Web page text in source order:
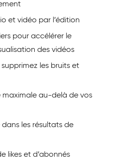
et vidéo par l’édition
pour accélérer le
des vidéos
les bruits et
au-delà de vos
les résultats de
likes et d’abonnés